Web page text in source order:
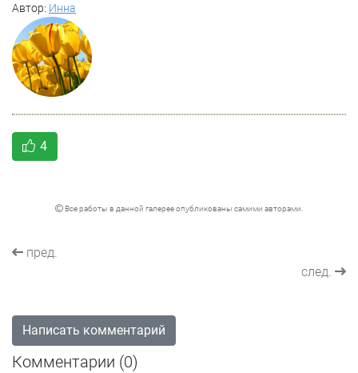
Автор: Инна
4
Все работы в данной галерее опубликованы самими авторами.
пред.
след.
Написать комментарий
Комментарии (0)